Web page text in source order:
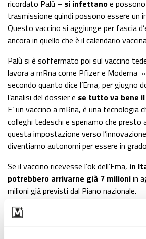
ricordato Palù – si infettanoe
trasmissione quindi possono essere un
Questo vaccino si aggiunge per fascia
ancora in quello che è il calendario
Palù si è soffermato poi sul vaccino
lavora a mRna come Pfizer e Moderna
secondo quanto dice l’Ema, per giugno
l’analisi del dossier e se tutto va bene
E’ un vaccino a mRna, è una tecnologia
colleghi tedeschi e speriamo che presto
questa impostazione verso
diventiamo autonomi per essere in
Se il vaccino ricevesse l’ok dell’Ema, in
potrebbero arrivarne già 7 milioniin
milioni già previsti dal Piano nazionale.